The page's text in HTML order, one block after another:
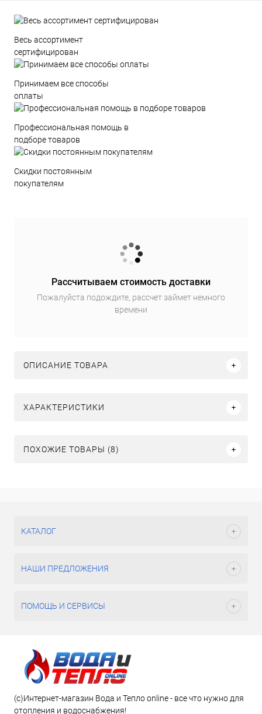
Весь ассортимент
сертифицирован
Принимаем все способы
оплаты
Профессиональная помощь в
подборе товаров
Скидки постоянным
покупателям
Рассчитываем стоимость доставки
Пожалуйста подождите, рассчет займет немного
времени
ОПИСАНИЕ ТОВАРА
ХАРАКТЕРИСТИКИ
ПОХОЖИЕ ТОВАРЫ (8)
КАТАЛОГ
НАШИ ПРЕДЛОЖЕНИЯ
ПОМОЩЬ И СЕРВИСЫ
(c)Интернет-магазин Вода и Тепло online - все что нужно для
отопления и водоснабжения!